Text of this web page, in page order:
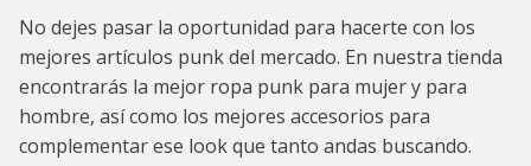
No dejes pasar la oportunidad para hacerte con los
mejores artículos punk del mercado. En nuestra tienda
encontrarás la mejor ropa punk para mujer y para
hombre, así como los mejores accesorios para
complementar ese look que tanto andas buscando.